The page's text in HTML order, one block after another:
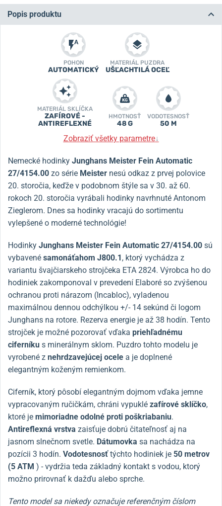
Popis produktu
POHON
AUTOMATICKÝ
MATERIÁL PUZDRA
UŠĽACHTILÁ OCEĽ
MATERIÁL SKLÍČKA
ZAFÍROVÉ -
ANTIREFLEXNÉ
HMOTNOSŤ
48 G
VODOTESNOSŤ
50 M
Zobraziť všetky parametre↓
Nemecké hodinky Junghans Meister Fein Automatic
27/4154.00 zo série Meister nesú odkaz z prvej polovice
20. storočia, keďže v podobnom štýle sa v 30. až 60.
rokoch 20. storočia vyrábali hodinky navrhnuté Antonom
Zieglerom. Dnes sa hodinky vracajú do sortimentu
vylepšené o moderné technológie!
Hodinky Junghans Meister Fein Automatic 27/4154.00 sú
vybavené samonáťahom J800.1, ktorý vychádza z
variantu švajčiarskeho strojčeka ETA 2824. Výrobca ho do
hodiniek zakomponoval v prevedení Elaboré so zvýšenou
ochranou proti nárazom (Incabloc), vyladenou
maximálnou dennou odchýlkou +/- 14 sekúnd či logom
Junghans na rotore. Rezerva energie je až 38 hodín. Tento
strojček je možné pozorovať vďaka priehľadnému
ciferníku s minerálnym sklom. Puzdro tohto modelu je
vyrobené z nehrdzavejúcej ocele a je doplnené
elegantným koženým remienkom.
Ciferník, ktorý pôsobí elegantným dojmom vďaka jemne
vypracovaným ručičkám, chráni vypuklé zafírové sklíčko,
ktoré je mimoriadne odolné proti poškriabaniu.
Antireflexná vrstva zaisťuje dobrú čitateľnosť aj na
jasnom slnečnom svetle. Dátumovka sa nachádza na
pozícii 3 hodín. Vodotesnosťtýchto hodiniek je 50 metrov
(5 ATM ) - vydržia teda základný kontakt s vodou, ktorý
možno prirovnať k dažďu alebo sprche.
Tento model sa niekedy označuje referenčným číslom